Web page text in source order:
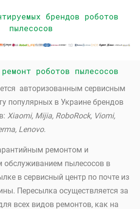
брендов роботов
пылесосов
роботов пылесосов
авторизованным сервисным
популярных в Украине брендов
Xiaomi, Mijia, RoboRock, Viomi,
Lenovo.
ремонтом и
обслуживанием пылесосов в
в сервисный центр по почте из
Пересылка осуществляется за
всех видов ремонтов, как на